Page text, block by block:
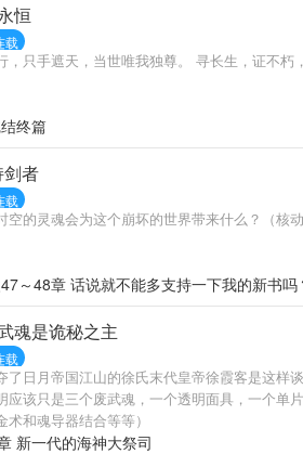
恒
载
，只手遮天，当世唯我独尊。 寻长生，证不朽
终篇
剑者
载
空的灵魂会为这个崩坏的世界带来什么？（核动
～48章 话说就不能多支持一下我的新书吗
魂是诡秘之主
载
了日月帝国江山的徐氏末代皇帝徐霞客是这
应该只是三个废武魂，一个透明面具，一个单
和魂导器结合等等）
新一代的海神大祭司